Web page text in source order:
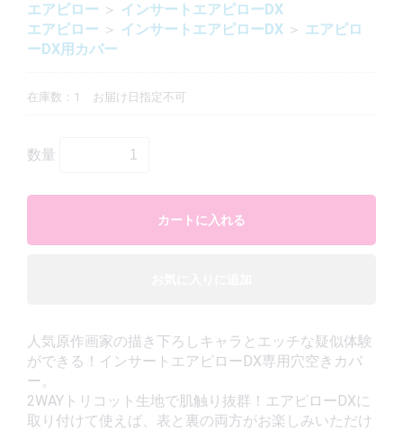
エアピロー ＞ インサートエアピローDX
エアピロー ＞ インサートエアピローDX ＞ エアピロ
ーDX用カバー
在庫数：1 お届け日指定不可
数量
カートに入れる
人気原作画家の描き下ろしキャラとエッチな疑似体験
ができる！インサートエアピローDX専用穴空きカバ
ー。
2WAYトリコット生地で肌触り抜群！エアピローDXに
取り付けて使えば、表と裏の両方がお楽しみいただけ